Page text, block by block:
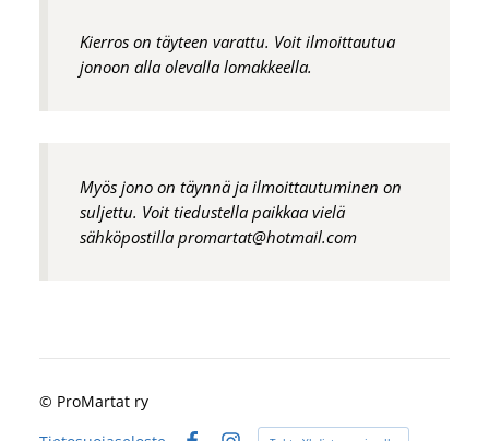
Kierros on täyteen varattu. Voit ilmoittautua
jonoon alla olevalla lomakkeella.
Myös jono on täynnä ja ilmoittautuminen on
suljettu. Voit tiedustella paikkaa vielä
sähköpostilla promartat@hotmail.com
© ProMartat ry